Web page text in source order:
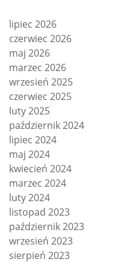
lipiec 2026
czerwiec 2026
maj 2026
marzec 2026
wrzesień 2025
czerwiec 2025
luty 2025
październik 2024
lipiec 2024
maj 2024
kwiecień 2024
marzec 2024
luty 2024
listopad 2023
październik 2023
wrzesień 2023
sierpień 2023